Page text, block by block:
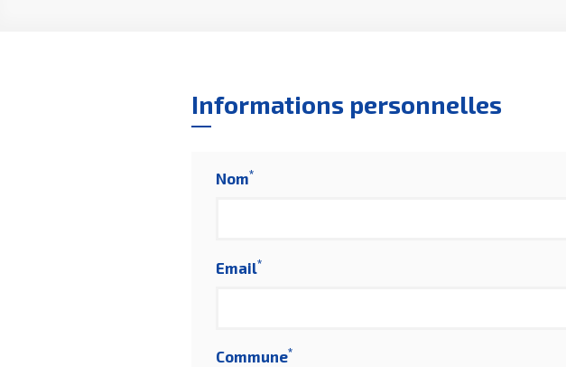
Informations personnelles
Nom*
Email*
Commune*